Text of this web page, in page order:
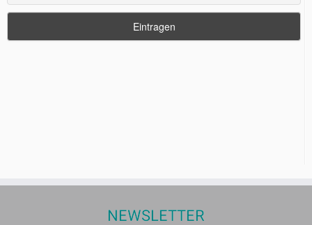
NEWSLETTER